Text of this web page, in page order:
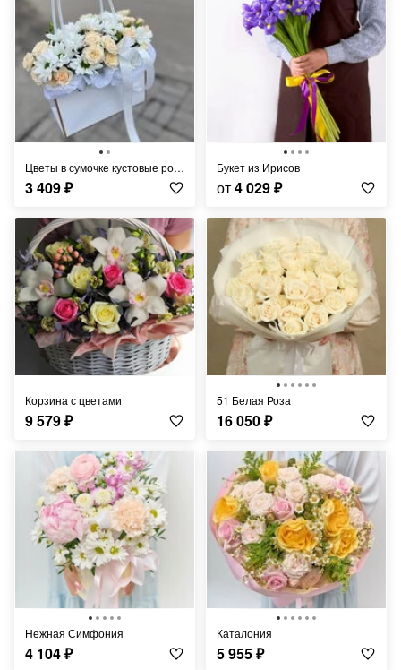
Цветы в сумочке кустовые розы и хризантема
3 409₽
Букет из Ирисов
от4 029₽
Корзина с цветами
9 579₽
51 Белая Роза
16 050₽
Нежная Симфония
4 104₽
Каталония
5 955₽